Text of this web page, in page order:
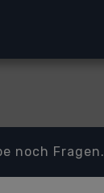
noch Fragen.